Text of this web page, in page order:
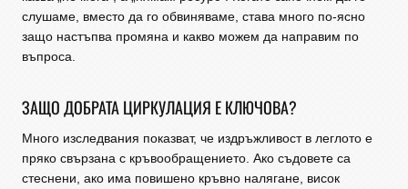
слушаме, вместо да го обвиняваме, става много по-ясно
защо настъпва промяна и какво можем да направим по
въпроса.
ЗАЩО ДОБРАТА ЦИРКУЛАЦИЯ Е КЛЮЧОВА?
Много изследвания показват, че издръжливост в леглото е
пряко свързана с кръвообращението. Ако съдовете са
стеснени, ако има повишено кръвно налягане, висок